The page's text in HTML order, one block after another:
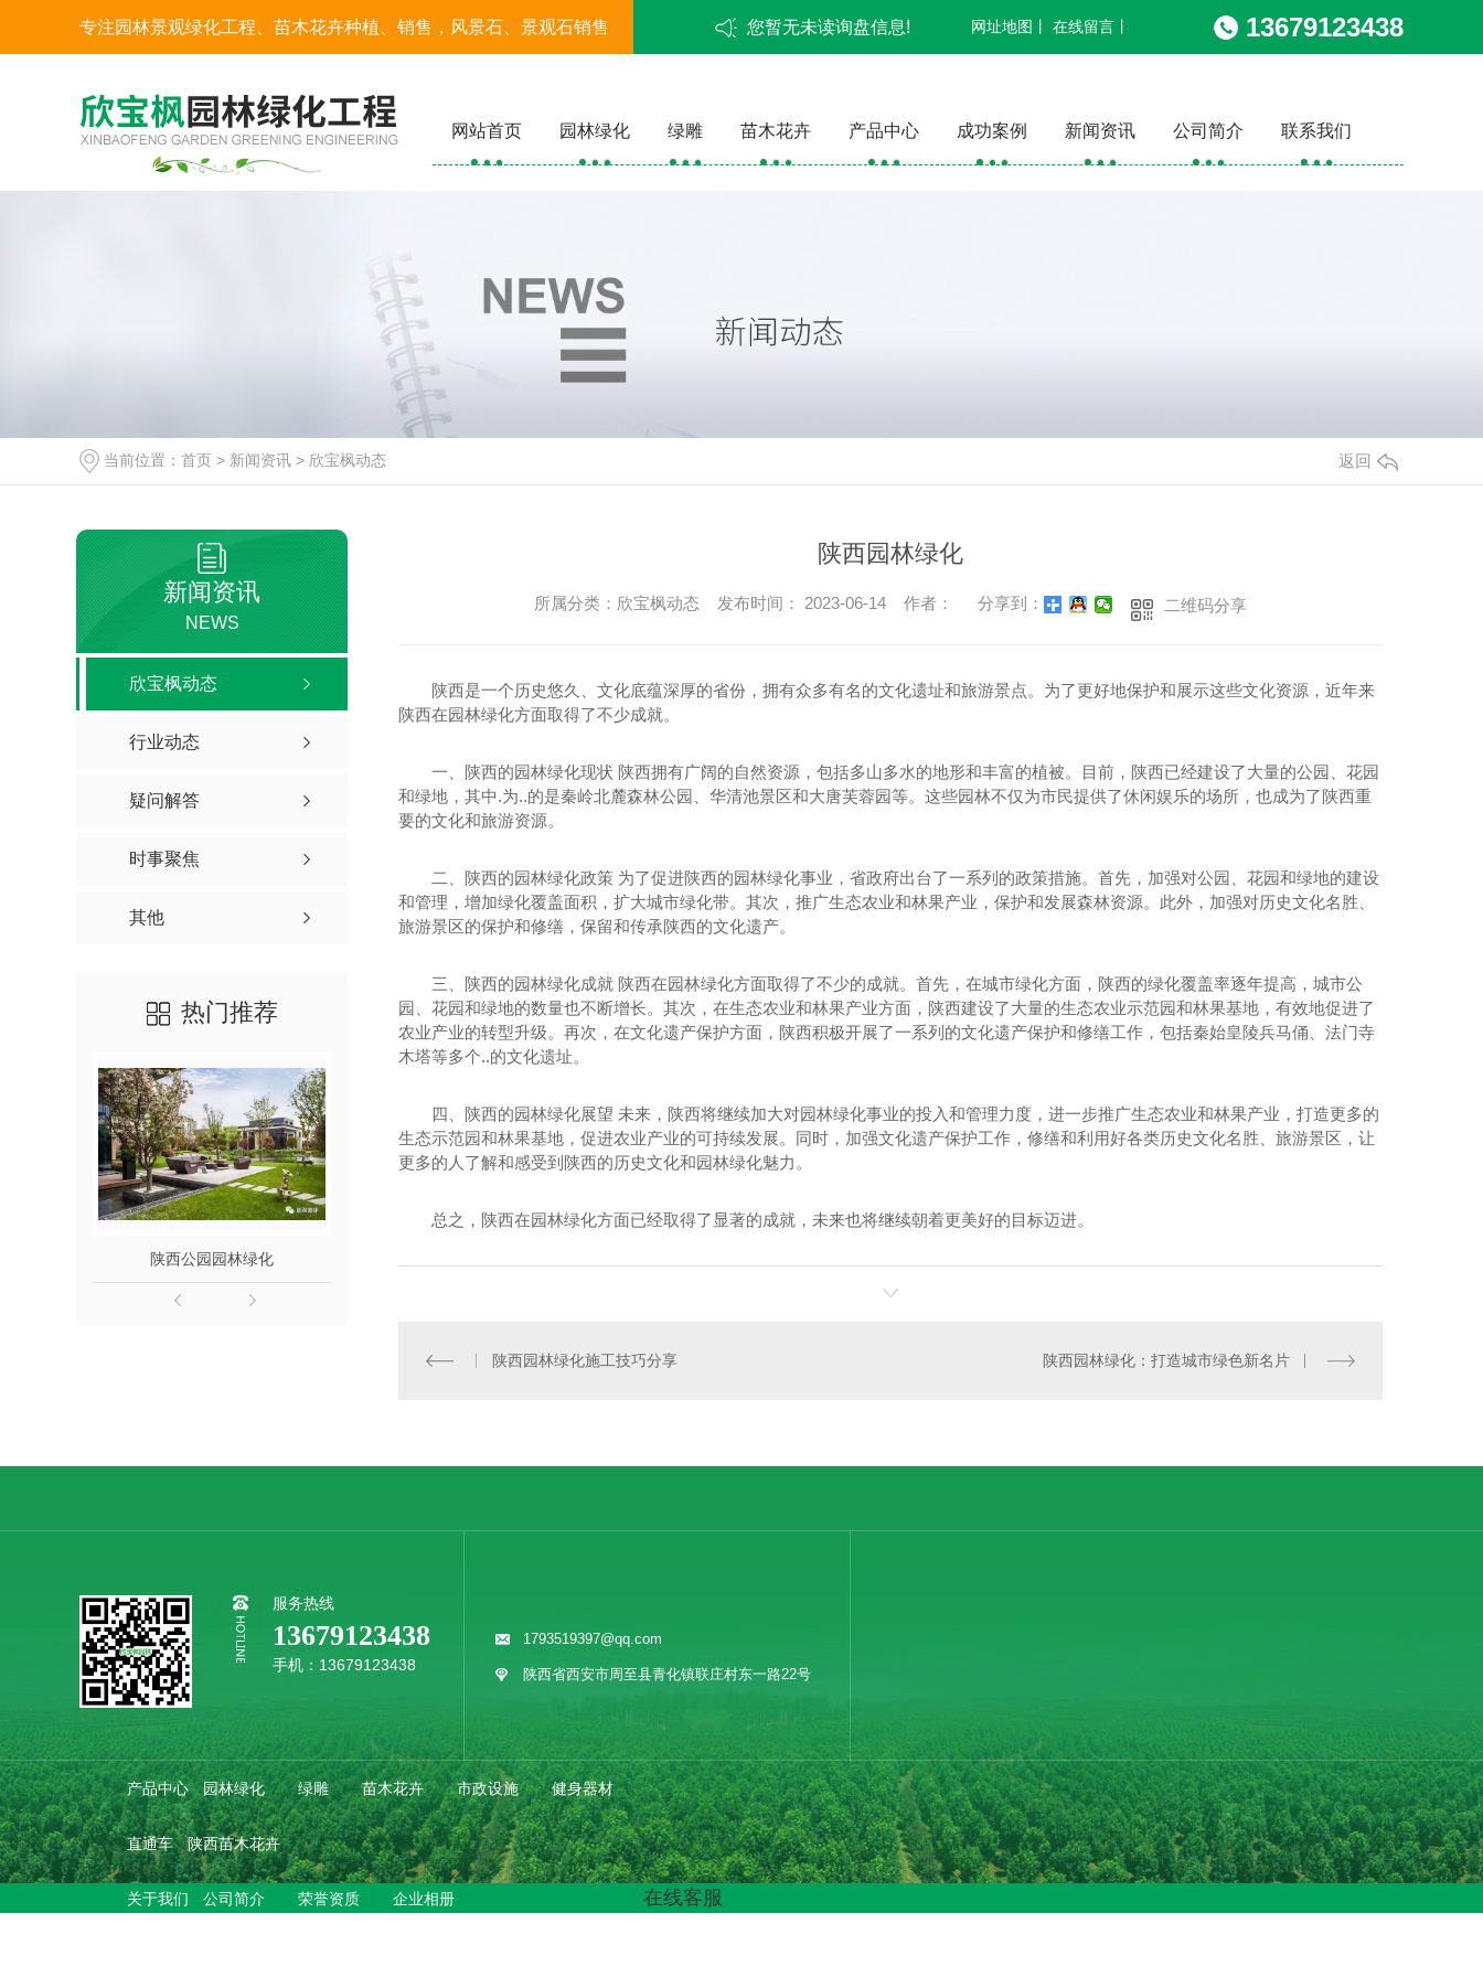
专注园林景观绿化工程、苗木花卉种植、销售，风景石、景观石销售 您暂无未读询盘信息! 网址地图 在线留言 13679123438
网站首页 园林绿化 绿雕 苗木花卉 产品中心 成功案例 新闻资讯 公司简介 联系我们
当前位置： 首页 > 新闻资讯 > 欣宝枫动态 返回
新闻资讯
NEWS
欣宝枫动态
行业动态
疑问解答
时事聚焦
其他
热门推荐
陕西公园园林绿化
陕西园林绿化
所属分类：欣宝枫动态 发布时间： 2023-06-14 作者： 分享到： 二维码分享
陕西是一个历史悠久、文化底蕴深厚的省份，拥有众多有名的文化遗址和旅游景点。为了更好地保护和展示这些文化资源，近年来
陕西在园林绿化方面取得了不少成就。
一、陕西的园林绿化现状 陕西拥有广阔的自然资源，包括多山多水的地形和丰富的植被。目前，陕西已经建设了大量的公园、花园
和绿地，其中.为..的是秦岭北麓森林公园、华清池景区和大唐芙蓉园等。这些园林不仅为市民提供了休闲娱乐的场所，也成为了陕西重
要的文化和旅游资源。
二、陕西的园林绿化政策 为了促进陕西的园林绿化事业，省政府出台了一系列的政策措施。首先，加强对公园、花园和绿地的建设
和管理，增加绿化覆盖面积，扩大城市绿化带。其次，推广生态农业和林果产业，保护和发展森林资源。此外，加强对历史文化名胜、
旅游景区的保护和修缮，保留和传承陕西的文化遗产。
三、陕西的园林绿化成就 陕西在园林绿化方面取得了不少的成就。首先，在城市绿化方面，陕西的绿化覆盖率逐年提高，城市公
园、花园和绿地的数量也不断增长。其次，在生态农业和林果产业方面，陕西建设了大量的生态农业示范园和林果基地，有效地促进了
农业产业的转型升级。再次，在文化遗产保护方面，陕西积极开展了一系列的文化遗产保护和修缮工作，包括秦始皇陵兵马俑、法门寺
木塔等多个..的文化遗址。
四、陕西的园林绿化展望 未来，陕西将继续加大对园林绿化事业的投入和管理力度，进一步推广生态农业和林果产业，打造更多的
生态示范园和林果基地，促进农业产业的可持续发展。同时，加强文化遗产保护工作，修缮和利用好各类历史文化名胜、旅游景区，让
更多的人了解和感受到陕西的历史文化和园林绿化魅力。
总之，陕西在园林绿化方面已经取得了显著的成就，未来也将继续朝着更美好的目标迈进。
陕西园林绿化施工技巧分享 陕西园林绿化：打造城市绿色新名片
服务热线
13679123438
手机：13679123438
1793519397@qq.com
陕西省西安市周至县青化镇联庄村东一路22号
产品中心 园林绿化 绿雕 苗木花卉 市政设施 健身器材
直通车 陕西苗木花卉
关于我们 公司简介 荣誉资质 企业相册 在线客服